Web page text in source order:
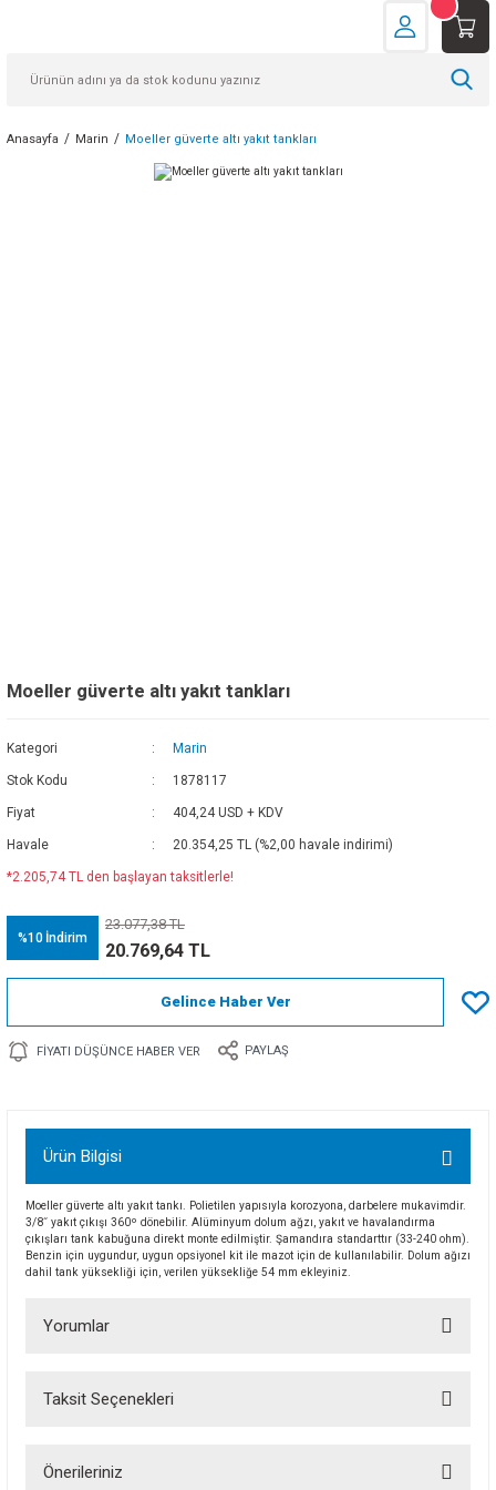
Anasayfa Marin Moeller güverte altı yakıt tankları
Moeller güverte altı yakıt tankları
Kategori Marin
Stok Kodu 1878117
Fiyat 404,24 USD + KDV
Havale 20.354,25 TL (%2,00 havale indirimi)
*2.205,74 TL den başlayan taksitlerle!
%10 İndirim
23.077,38 TL
20.769,64 TL
Gelince Haber Ver
FIYATI DÜŞÜNCE HABER VER PAYLAŞ
Ürün Bilgisi
Moeller güverte altı yakıt tankı. Polietilen yapısıyla korozyona, darbelere mukavimdir.
3/8˝ yakıt çıkışı 360º dönebilir. Alüminyum dolum ağzı, yakıt ve havalandırma
çıkışları tank kabuğuna direkt monte edilmiştir. Şamandıra standarttır (33-240 ohm).
Benzin için uygundur, uygun opsiyonel kit ile mazot için de kullanılabilir. Dolum ağızı
dahil tank yüksekliği için, verilen yüksekliğe 54 mm ekleyiniz.
Yorumlar
Taksit Seçenekleri
Önerileriniz